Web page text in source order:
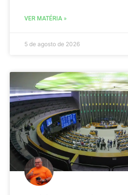
VER MATÉRIA »
5 de agosto de 2026